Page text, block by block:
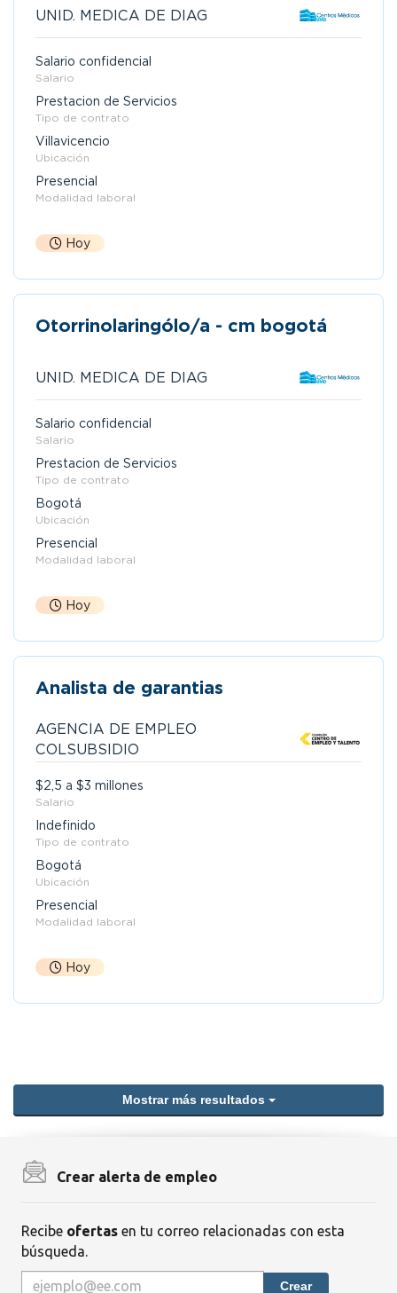
UNID. MEDICA DE DIAG
Salario confidencial
Salario
Prestacion de Servicios
Tipo de contrato
Villavicencio
Ubicación
Presencial
Modalidad laboral
Hoy
Otorrinolaringólo/a - cm bogotá
UNID. MEDICA DE DIAG
Salario confidencial
Salario
Prestacion de Servicios
Tipo de contrato
Bogotá
Ubicación
Presencial
Modalidad laboral
Hoy
Analista de garantias
AGENCIA DE EMPLEO
COLSUBSIDIO
$2,5 a $3 millones
Salario
Indefinido
Tipo de contrato
Bogotá
Ubicación
Presencial
Modalidad laboral
Hoy
Mostrar más resultados
Crear alerta de empleo
Recibe ofertas en tu correo relacionadas con esta
búsqueda.
Crear